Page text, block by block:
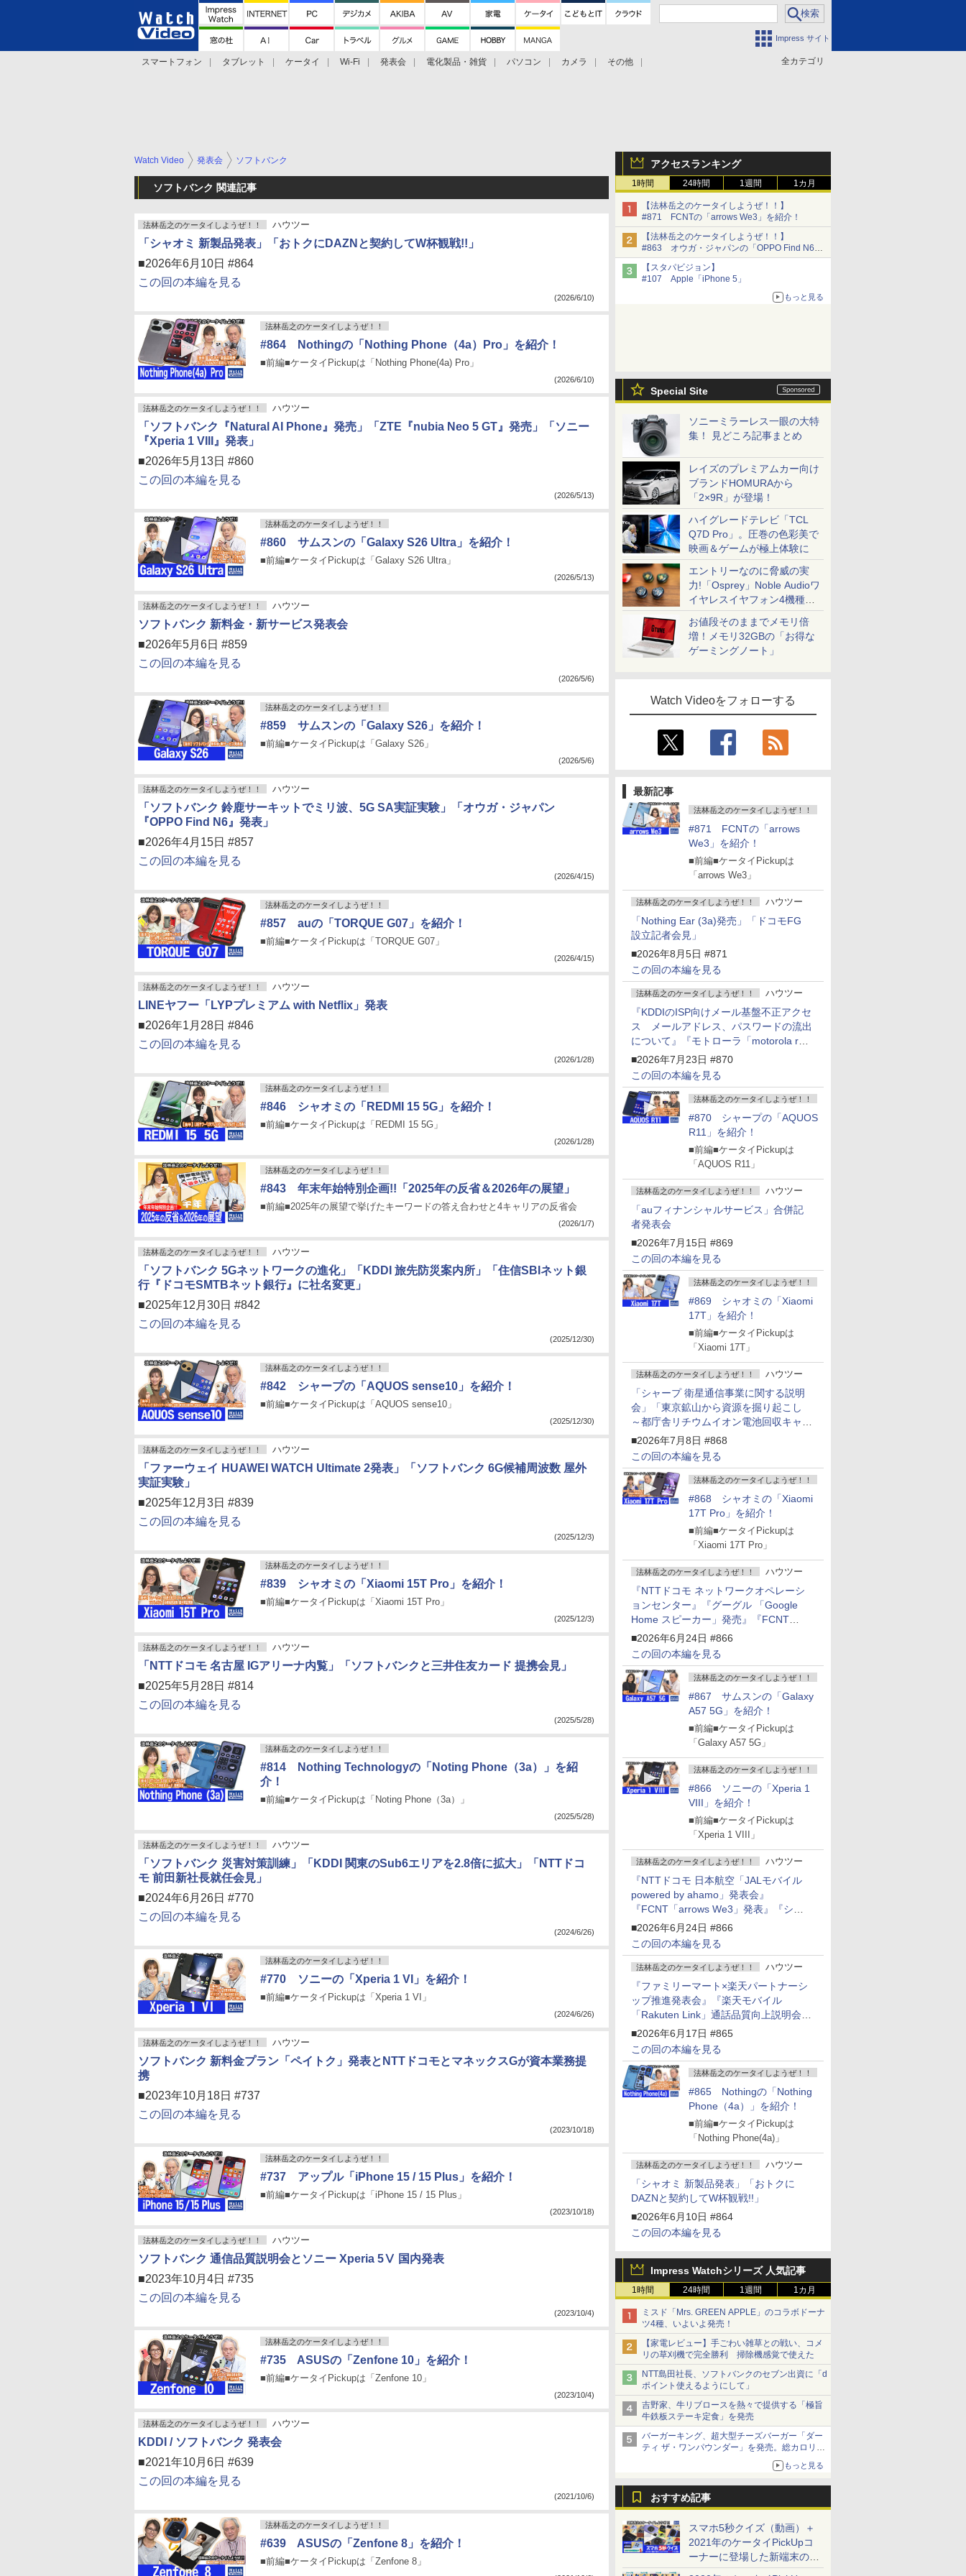
Impress サイト
全カテゴリ
スマートフォン タブレット ケータイ Wi-Fi 発表会 電化製品・雑貨 パソコン カメラ
その他
アクセスランキング
1時間 24時間 1週間 1カ月
【法林岳之のケータイしようぜ！！】
#871 FCNTの「arrows We3」を紹介！
【法林岳之のケータイしようぜ！！】
#863 オウガ・ジャパンの「OPPO Find N6」
を紹介！
【スタパビジョン】
#107 Apple「iPhone 5」
もっと見る
Special Site
ソニーミラーレス一眼の大特
集！ 見どころ記事まとめ
レイズのプレミアムカー向け
ブランドHOMURAから
「2×9R」が登場！
ハイグレードテレビ「TCL
Q7D Pro」。圧巻の色彩美で
映画＆ゲームが極上体験に
エントリーなのに脅威の実
力!「Osprey」Noble Audioワ
イヤレスイヤフォン4機種を
一気に聴く
お値段そのままでメモリ倍
増！メモリ32GBの「お得な
ゲーミングノート」
Watch Videoをフォローする
最新記事
法林岳之のケータイしようぜ！！
#871 FCNTの「arrows
We3」を紹介！
■前編■ケータイPickupは
「arrows We3」
法林岳之のケータイしようぜ！！ ハウツー
「Nothing Ear (3a)発売」「ドコモFG
設立記者会見」
■2026年8月5日 #871
この回の本編を見る
法林岳之のケータイしようぜ！！ ハウツー
『KDDIのISP向けメール基盤不正アクセ
ス メールアドレス、パスワードの流出
について』『モトローラ「motorola razr
fold」発表』『サムスン「Galaxy
Unpacked」開催』
■2026年7月23日 #870
この回の本編を見る
法林岳之のケータイしようぜ！！
#870 シャープの「AQUOS
R11」を紹介！
■前編■ケータイPickupは
「AQUOS R11」
法林岳之のケータイしようぜ！！ ハウツー
「auフィナンシャルサービス」合併記
者発表会
■2026年7月15日 #869
この回の本編を見る
法林岳之のケータイしようぜ！！
#869 シャオミの「Xiaomi
17T」を紹介！
■前編■ケータイPickupは
「Xiaomi 17T」
法林岳之のケータイしようぜ！！ ハウツー
「シャープ 衛星通信事業に関する説明
会」「東京鉱山から資源を掘り起こし
～都庁舎リチウムイオン電池回収キャン
ペーン～」
■2026年7月8日 #868
この回の本編を見る
法林岳之のケータイしようぜ！！
#868 シャオミの「Xiaomi
17T Pro」を紹介！
■前編■ケータイPickupは
「Xiaomi 17T Pro」
法林岳之のケータイしようぜ！！ ハウツー
『NTTドコモ ネットワークオペレーシ
ョンセンター』『グーグル 「Google
Home スピーカー」発売』『FCNT
「arrows Alpha2」発表』『KDDI
「povo2.0」サービス説明会』
■2026年6月24日 #866
この回の本編を見る
法林岳之のケータイしようぜ！！
#867 サムスンの「Galaxy
A57 5G」を紹介！
■前編■ケータイPickupは
「Galaxy A57 5G」
法林岳之のケータイしようぜ！！
#866 ソニーの「Xperia 1
VIII」を紹介！
■前編■ケータイPickupは
「Xperia 1 VIII」
法林岳之のケータイしようぜ！！ ハウツー
『NTTドコモ 日本航空「JALモバイル
powered by ahamo」発表会』
『FCNT「arrows We3」発表』『シャ
ープ 新製品発表会』
■2026年6月24日 #866
この回の本編を見る
法林岳之のケータイしようぜ！！ ハウツー
『ファミリーマート×楽天パートナーシ
ップ推進発表会』『楽天モバイル
「Rakuten Link」通話品質向上説明会』
『Google Storeを今年夏、東京・表参道
にオープン』『KDDI ローソン「ハッピ
ーローソンタウン池田伏尾台店」オープ
ン』
■2026年6月17日 #865
この回の本編を見る
法林岳之のケータイしようぜ！！
#865 Nothingの「Nothing
Phone（4a）」を紹介！
■前編■ケータイPickupは
「Nothing Phone(4a)」
法林岳之のケータイしようぜ！！ ハウツー
「シャオミ 新製品発表」「おトクに
DAZNと契約してW杯観戦!!」
■2026年6月10日 #864
この回の本編を見る
Impress Watchシリーズ 人気記事
1時間 24時間 1週間 1カ月
ミスド「Mrs. GREEN APPLE」のコラボドーナ
ツ4種、いよいよ発売！
【家電レビュー】手ごわい雑草との戦い、コメ
リの草刈機で完全勝利 掃除機感覚で使えた
NTT島田社長、ソフトバンクのセブン出資に「d
ポイント使えるようにして」
吉野家、牛リブロースを熱々で提供する「極旨
牛鉄板ステーキ定食」を発売
バーガーキング、超大型チーズバーガー「ダー
ティ ザ・ワンパウンダー」を発売。総カロリー
もっと見る
おすすめ記事
スマホ5秒クイズ（動画）＋
2021年のケータイPickUpコ
ーナーに登場した新端末のメ
ーカー別一覧
Watch Video 発表会 ソフトバンク
ソフトバンク 関連記事
法林岳之のケータイしようぜ！！ ハウツー
「シャオミ 新製品発表」「おトクにDAZNと契約してW杯観戦!!」
■2026年6月10日 #864
この回の本編を見る
(2026/6/10)
法林岳之のケータイしようぜ！！
#864 Nothingの「Nothing Phone（4a）Pro」を紹介！
■前編■ケータイPickupは「Nothing Phone(4a) Pro」
(2026/6/10)
法林岳之のケータイしようぜ！！ ハウツー
「ソフトバンク『Natural AI Phone』発売」「ZTE『nubia Neo 5 GT』発売」「ソニー
『Xperia 1 VIII』発表」
■2026年5月13日 #860
この回の本編を見る
(2026/5/13)
法林岳之のケータイしようぜ！！
#860 サムスンの「Galaxy S26 Ultra」を紹介！
■前編■ケータイPickupは「Galaxy S26 Ultra」
(2026/5/13)
法林岳之のケータイしようぜ！！ ハウツー
ソフトバンク 新料金・新サービス発表会
■2026年5月6日 #859
この回の本編を見る
(2026/5/6)
法林岳之のケータイしようぜ！！
#859 サムスンの「Galaxy S26」を紹介！
■前編■ケータイPickupは「Galaxy S26」
(2026/5/6)
法林岳之のケータイしようぜ！！ ハウツー
「ソフトバンク 鈴鹿サーキットでミリ波、5G SA実証実験」「オウガ・ジャパン
『OPPO Find N6』発表」
■2026年4月15日 #857
この回の本編を見る
(2026/4/15)
法林岳之のケータイしようぜ！！
#857 auの「TORQUE G07」を紹介！
■前編■ケータイPickupは「TORQUE G07」
(2026/4/15)
法林岳之のケータイしようぜ！！ ハウツー
LINEヤフー「LYPプレミアム with Netflix」発表
■2026年1月28日 #846
この回の本編を見る
(2026/1/28)
法林岳之のケータイしようぜ！！
#846 シャオミの「REDMI 15 5G」を紹介！
■前編■ケータイPickupは「REDMI 15 5G」
(2026/1/28)
法林岳之のケータイしようぜ！！
#843 年末年始特別企画!!「2025年の反省＆2026年の展望」
■前編■2025年の展望で挙げたキーワードの答え合わせと4キャリアの反省会
(2026/1/7)
法林岳之のケータイしようぜ！！ ハウツー
「ソフトバンク 5Gネットワークの進化」「KDDI 旅先防災案内所」「住信SBIネット銀
行『ドコモSMTBネット銀行』に社名変更」
■2025年12月30日 #842
この回の本編を見る
(2025/12/30)
法林岳之のケータイしようぜ！！
#842 シャープの「AQUOS sense10」を紹介！
■前編■ケータイPickupは「AQUOS sense10」
(2025/12/30)
法林岳之のケータイしようぜ！！ ハウツー
「ファーウェイ HUAWEI WATCH Ultimate 2発表」「ソフトバンク 6G候補周波数 屋外
実証実験」
■2025年12月3日 #839
この回の本編を見る
(2025/12/3)
法林岳之のケータイしようぜ！！
#839 シャオミの「Xiaomi 15T Pro」を紹介！
■前編■ケータイPickupは「Xiaomi 15T Pro」
(2025/12/3)
法林岳之のケータイしようぜ！！ ハウツー
「NTTドコモ 名古屋 IGアリーナ内覧」「ソフトバンクと三井住友カード 提携会見」
■2025年5月28日 #814
この回の本編を見る
(2025/5/28)
法林岳之のケータイしようぜ！！
#814 Nothing Technologyの「Noting Phone（3a）」を紹
介！
■前編■ケータイPickupは「Noting Phone（3a）」
(2025/5/28)
法林岳之のケータイしようぜ！！ ハウツー
「ソフトバンク 災害対策訓練」「KDDI 関東のSub6エリアを2.8倍に拡大」「NTTドコ
モ 前田新社長就任会見」
■2024年6月26日 #770
この回の本編を見る
(2024/6/26)
法林岳之のケータイしようぜ！！
#770 ソニーの「Xperia 1 VI」を紹介！
■前編■ケータイPickupは「Xperia 1 VI」
(2024/6/26)
法林岳之のケータイしようぜ！！ ハウツー
ソフトバンク 新料金プラン「ペイトク」発表とNTTドコモとマネックスGが資本業務提
携
■2023年10月18日 #737
この回の本編を見る
(2023/10/18)
法林岳之のケータイしようぜ！！
#737 アップル「iPhone 15 / 15 Plus」を紹介！
■前編■ケータイPickupは「iPhone 15 / 15 Plus」
(2023/10/18)
法林岳之のケータイしようぜ！！ ハウツー
ソフトバンク 通信品質説明会とソニー Xperia 5Ⅴ 国内発表
■2023年10月4日 #735
この回の本編を見る
(2023/10/4)
法林岳之のケータイしようぜ！！
#735 ASUSの「Zenfone 10」を紹介！
■前編■ケータイPickupは「Zenfone 10」
(2023/10/4)
法林岳之のケータイしようぜ！！ ハウツー
KDDI / ソフトバンク 発表会
■2021年10月6日 #639
この回の本編を見る
(2021/10/6)
法林岳之のケータイしようぜ！！
#639 ASUSの「Zenfone 8」を紹介！
■前編■ケータイPickupは「Zenfone 8」